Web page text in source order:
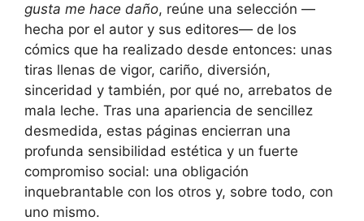
gusta me hace daño, reúne una selección —
hecha por el autor y sus editores— de los
cómics que ha realizado desde entonces: unas
tiras llenas de vigor, cariño, diversión,
sinceridad y también, por qué no, arrebatos de
mala leche. Tras una apariencia de sencillez
desmedida, estas páginas encierran una
profunda sensibilidad estética y un fuerte
compromiso social: una obligación
inquebrantable con los otros y, sobre todo, con
uno mismo.